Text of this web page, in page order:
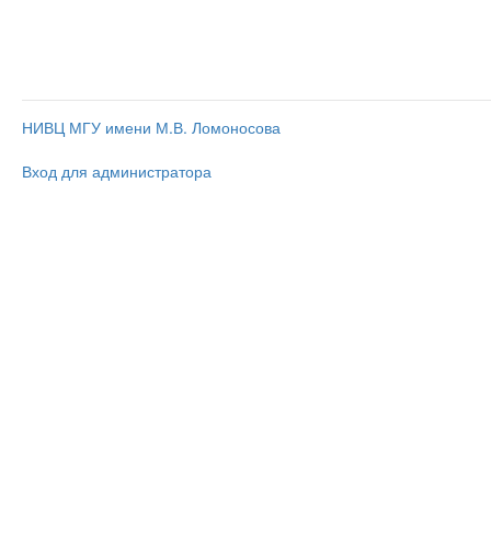
НИВЦ МГУ имени М.В. Ломоносова
Вход для администратора